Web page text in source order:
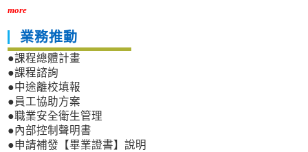
more
業務推動
●課程總體計畫
●課程諮詢
●中途離校填報
●員工協助方案
●職業安全衛生管理
●內部控制聲明書
●申請補發【畢業證書】說明